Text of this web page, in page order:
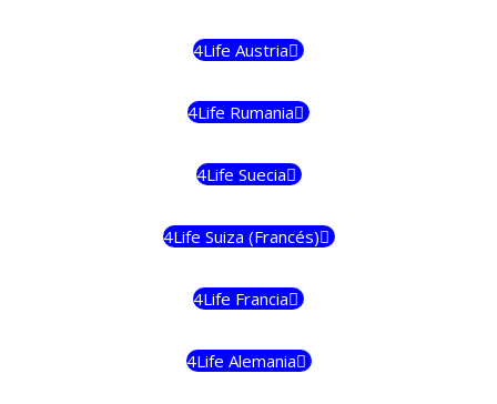
4Life Austria
4Life Rumania
4Life Suecia
4Life Suiza (Francés)
4Life Francia
4Life Alemania